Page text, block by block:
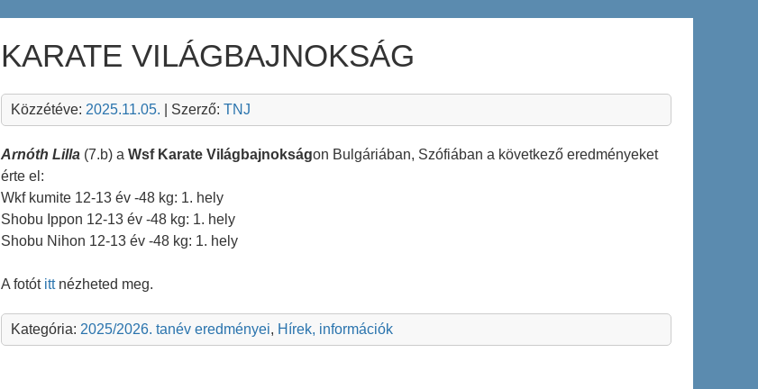
KARATE VILÁGBAJNOKSÁG
Közzétéve: 2025.11.05. | Szerző: TNJ
Arnóth Lilla (7.b) a Wsf Karate Világbajnokságon Bulgáriában, Szófiában a következő eredményeket
érte el:
Wkf kumite 12-13 év -48 kg: 1. hely
Shobu Ippon 12-13 év -48 kg: 1. hely
Shobu Nihon 12-13 év -48 kg: 1. hely
A fotót ittnézheted meg.
Kategória: 2025/2026. tanév eredményei, Hírek, információk